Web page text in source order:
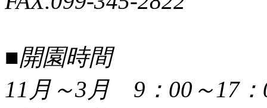
■開園時間
11月～3月 9：00～17：